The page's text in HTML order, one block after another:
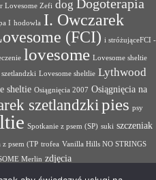
Lovesome Zefi dog Dogoterapia
I hodowla I. Owczarek
(FCI) i stróżująceFCI -
lovesome Lovesome sheltie
Lovesome sheltlie Lythwood
sheltie Osiągnięcia 2007 Osiągnięcia na
szetlandzkipies psy
Spotkanie z psem (SP) suki szczeniak
z psem (TP trofea Vanilla Hills NO STRINGS
Merlin zdjęcia